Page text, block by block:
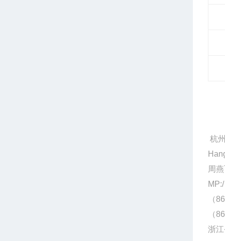
杭
周
MP:/
（
（
浙